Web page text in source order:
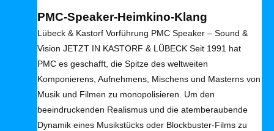
PMC-Speaker-Heimkino-Klang
Lübeck & Kastorf Vorführung PMC Speaker – Sound &
Vision JETZT IN KASTORF & LÜBECK Seit 1991 hat
PMC es geschafft, die Spitze des weltweiten
Komponierens, Aufnehmens, Mischens und Masterns von
Musik und Filmen zu monopolisieren. Um den
beeindruckenden Realismus und die atemberaubende
Dynamik eines Musikstücks oder Blockbuster-Films zu